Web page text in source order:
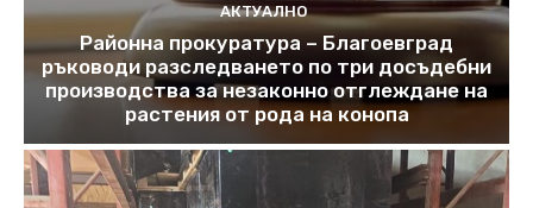
АКТУАЛНО
Районна прокуратура – Благоевград
ръководи разследването по три досъдебни
производства за незаконно отглеждане на
растения от рода на конопа